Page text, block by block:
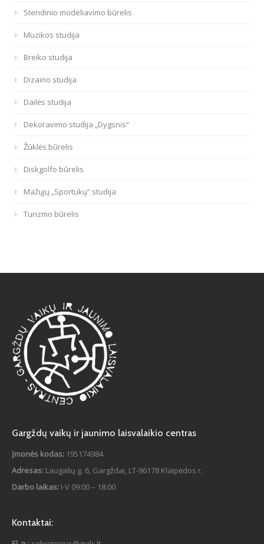
Stendinio modeliavimo būrelis
Muzikos studija
Breiko studija
Dizaino studija
Dailės studija
Dekoravimo studija „Dygsnis“
Žūklės būrelis
Diskgolfo būrelis
Mažųjų „Sportukų“ studija
Turizmo būrelis
Gargždų vaikų ir jaunimo laisvalaikio centras
Įmonės kodas: 195174984
Adresas: Laugalių g. 6, Gargždai, LT-96178 Klaipėdos r.
Darbo laikas: I-V 09:00 – 18:00
Kontaktai: